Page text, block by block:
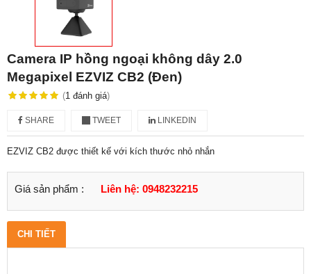
Camera IP hồng ngoại không dây 2.0
Megapixel EZVIZ CB2 (Đen)
(1 đánh giá)
SHARE TWEET LINKEDIN
EZVIZ CB2 được thiết kế với kích thước nhỏ nhắn
Giá sản phẩm : Liên hệ: 0948232215
CHI TIẾT